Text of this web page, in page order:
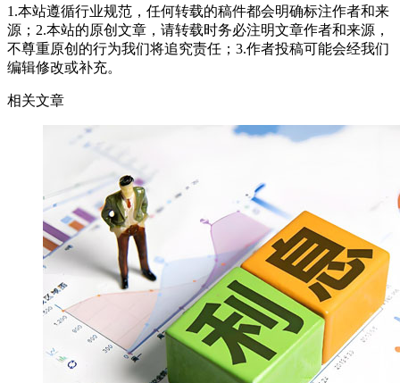
1.本站遵循行业规范，任何转载的稿件都会明确标注作者和来
源；2.本站的原创文章，请转载时务必注明文章作者和来源，
不尊重原创的行为我们将追究责任；3.作者投稿可能会经我们
编辑修改或补充。
相关文章